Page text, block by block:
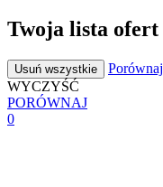
Twoja lista ofert
Usuń wszystkie
Porównaj
WYCZYŚĆ
PORÓWNAJ
0